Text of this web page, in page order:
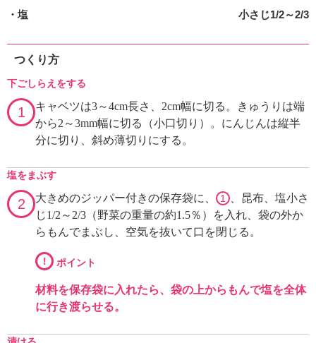
・塩 小さじ1/2～2/3
つくり方
下ごしらえをする
1
キャベツは3～4cm長さ、2cm幅に切る。きゅうりは端
から2～3mm幅に切る（小口切り）。にんじんは縦半
分に切り、斜め薄切りにする。
塩をまぶす
2 大きめのジッパー付きの保存袋に、 1
、昆布、塩小さ
じ1/2～2/3（野菜の重量の約1.5％）を入れ、袋の外か
らもんでまぶし、空気を抜いて口を閉じる。
! ポイント
材料を保存袋に入れたら、袋の上からもんで塩を全体
に行き渡らせる。